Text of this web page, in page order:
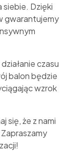
siebie. Dzięki
gwarantujemy
czasu
balon będzie
wzrok
się, że z nami